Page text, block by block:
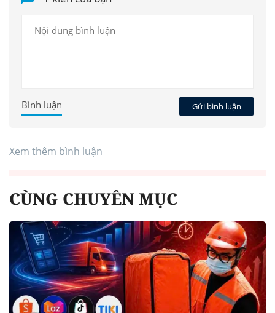
Gửi bình luận
Bình luận
Xem thêm bình luận
CÙNG CHUYÊN MỤC